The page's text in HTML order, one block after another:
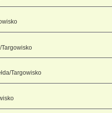
Targowisko
Targowisko